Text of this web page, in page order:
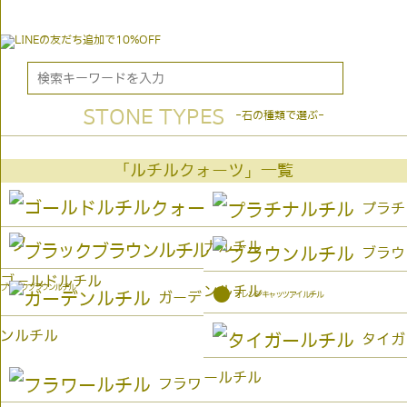
STONE TYPES -石の種類で選ぶ-
「ルチルクォーツ」一覧
ゴールドルチル
プラチ
ナルチル
ブラックブラウンルチル
ブラウ
ンルチル
ガーデ
ンルチル
● オレンジキャッツアイルチル
タイガ
ールチル
フラワ